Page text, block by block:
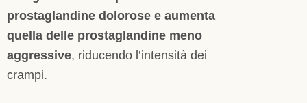
prostaglandine dolorose e aumenta
quella delle prostaglandine meno
aggressive, riducendo l’intensità dei
crampi.